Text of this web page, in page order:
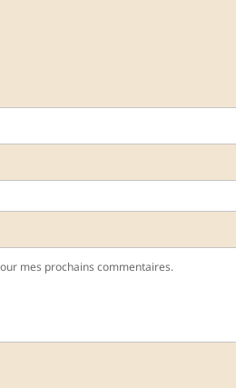
mes prochains commentaires.